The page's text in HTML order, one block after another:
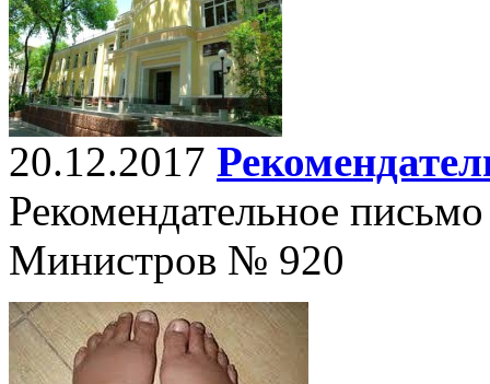
20.12.2017
Рекомендательное
Министров № 920